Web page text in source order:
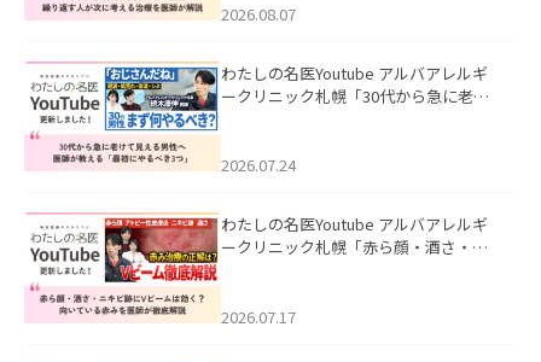
ました。
2026.08.07
わたしの名医Youtube アルバアレルギ
ークリニック札幌「30代から急に老け
た。
2026.07.24
わたしの名医Youtube アルバアレルギ
ークリニック札幌「赤ら顔・酒さ・ニ
した。
2026.07.17